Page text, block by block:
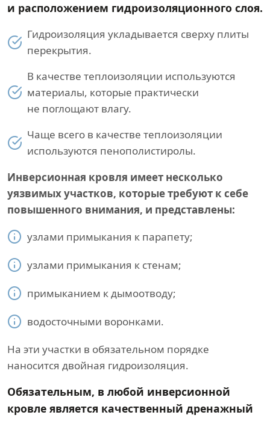
и расположением гидроизоляционного слоя.
Гидроизоляция укладывается сверху плиты
перекрытия.
В качестве теплоизоляции используются
материалы, которые практически
не поглощают влагу.
Чаще всего в качестве теплоизоляции
используются пенополистиролы.
Инверсионная кровля имеет несколько
уязвимых участков, которые требуют к себе
повышенного внимания, и представлены:
узлами примыкания к парапету;
узлами примыкания к стенам;
примыканием к дымоотводу;
водосточными воронками.
На эти участки в обязательном порядке
наносится двойная гидроизоляция.
Обязательным, в любой инверсионной
кровле является качественный дренажный